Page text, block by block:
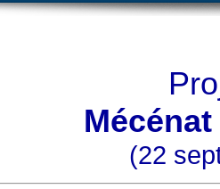
(22